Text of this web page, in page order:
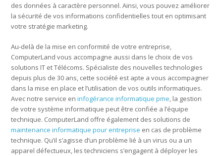
des données à caractère personnel. Ainsi, vous pouvez améliorer
la sécurité de vos informations confidentielles tout en optimisant
votre stratégie marketing.
Au-delà de la mise en conformité de votre entreprise,
ComputerLand vous accompagne aussi dans le choix de vos
solutions IT et Télécoms. Spécialiste des nouvelles technologies
depuis plus de 30 ans, cette société est apte a vous accompagner
dans la mise en place et l’utilisation de vos outils informatiques.
Avec notre service eninfogérance informatique pme, la gestion
de votre système informatique peut être confiée a l’équipe
technique. ComputerLand offre également des solutions de
maintenance informatique pour entreprise en cas de problème
technique. Qu’il s’agisse d’un problème lié à un virus ou a un
apparel défectueux, les techniciens s’engagent à déployer les